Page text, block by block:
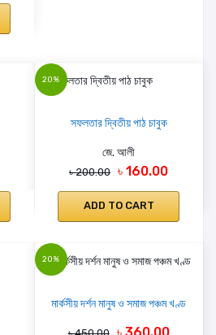
20%
সফলতার দ্বিতীয় পাঠ চাবুক
জে. আলী
৳ 200.00 ৳ 160.00
ADD TO CART
20%
মার্কসীয় দর্শন মানুষ ও সমাজ পঞ্চম খণ্ড